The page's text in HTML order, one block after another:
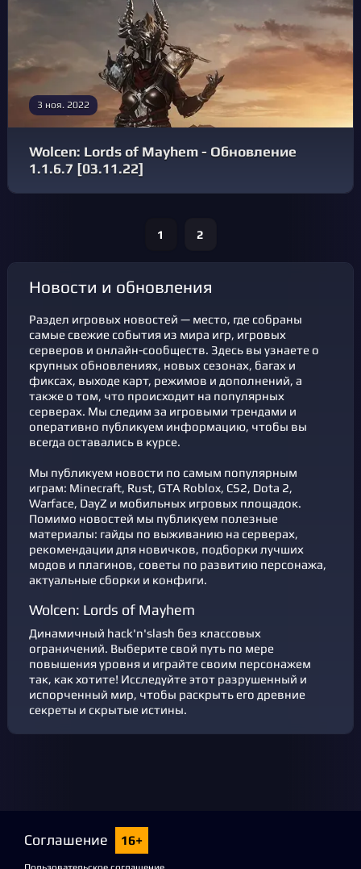
3 ноя. 2022
Wolcen: Lords of Mayhem - Обновление
1.1.6.7 [03.11.22]
1 2
новости и обновления
Раздел игровых новостей — место, где собраны
самые свежие события из мира игр, игровых
серверов и онлайн-сообществ. Здесь вы узнаете о
крупных обновлениях, новых сезонах, багах и
фикcах, выходе карт, режимов и дополнений, а
также о том, что происходит на популярных
серверах. Мы следим за игровыми трендами и
оперативно публикуем информацию, чтобы вы
всегда оставались в курсе.
Мы публикуем новости по самым популярным
играм: Minecraft, Rust, GTA Roblox, CS2, Dota 2,
Warface, DayZ и мобильных игровых площадок.
Помимо новостей мы публикуем полезные
материалы: гайды по выживанию на серверах,
рекомендации для новичков, подборки лучших
модов и плагинов, советы по развитию персонажа,
актуальные сборки и конфиги.
Wolcen: Lords of Mayhem
Динамичный hack'n'slash без классовых
ограничений. Выберите свой путь по мере
повышения уровня и играйте своим персонажем
так, как хотите! Исследуйте этот разрушенный и
испорченный мир, чтобы раскрыть его древние
секреты и скрытые истины.
Соглашение 16+